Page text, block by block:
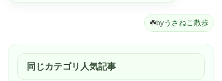
☘️byうさねこ散歩
同じカテゴリ人気記事